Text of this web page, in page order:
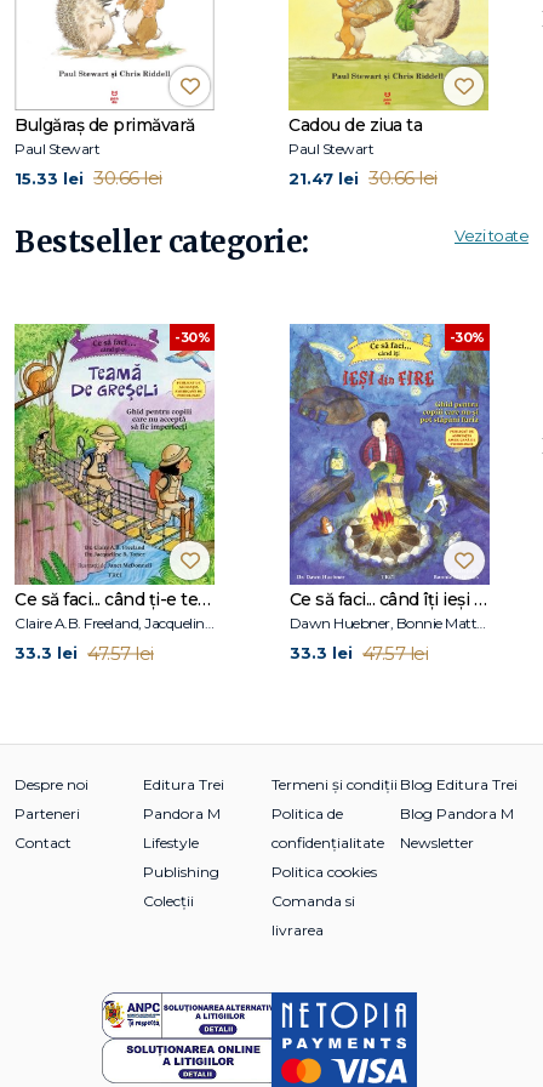
Cărțile din seriaWissper
se bazează pe serialul TV cu același
nume difuzat de Netflix.
Trailer-ul seriei de desene animateWissper:
https://www.youtube.com/watch?v=6wCSa_WDxSk
Bulgăraș de primăvară
Paul Stewart
15.33 lei 30.66 lei
Cadou de ziua ta
Paul Stewart
21.47 lei 30.66 lei
Bestseller categorie: Vezi toate
-30%
Ce să faci... când ți-e teamă de greșeli. Ghid pentru copiii care nu acceptă să fie imperfecți
Claire A.B. Freeland, Jacqueline B. Toner, Janet McDonnell
33.3 lei 47.57 lei
-30%
Ce să faci... când îţi ieşi din fire. Ghid pentru copiii care nu-şi pot stăpâni furia
Dawn Huebner, Bonnie Matthews
33.3 lei 47.57 lei
Despre noi
Parteneri
Contact
Editura Trei
Pandora M
Lifestyle
Publishing
Colecții
Termeni și condiții
Politica de
confidențialitate
Politica cookies
Comanda si
livrarea
Blog Editura Trei
Blog Pandora M
Newsletter